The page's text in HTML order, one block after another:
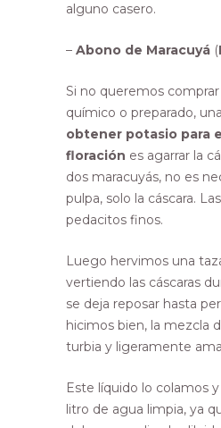
alguno casero.
– Abono de Maracuyá (
Si no queremos
químico o preparado,
obtener potasio para
floración es agarrar la
dos maracuyás, no es
pulpa, solo la cáscara.
pedacitos finos.
Luego hervimos una
vertiendo las cáscaras
se deja reposar hasta
hicimos bien, la mezcla
turbia y ligeramente
Este líquido lo colamos
litro de agua limpia, ya